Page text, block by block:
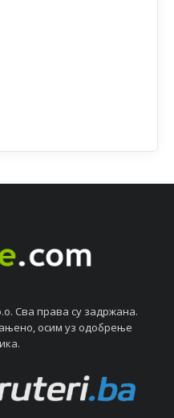
Сва права су задржана.
осим уз одобрeњe